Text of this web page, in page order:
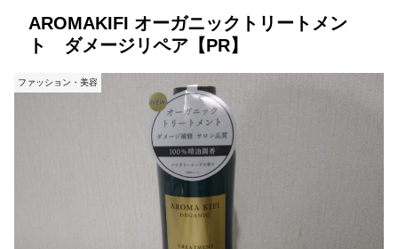
AROMAKIFI オーガニックトリートメン
ト ダメージリペア【PR】
ファッション・美容